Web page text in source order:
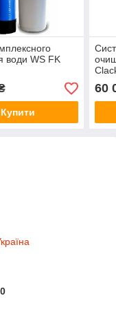
води WS FK
Купити
60